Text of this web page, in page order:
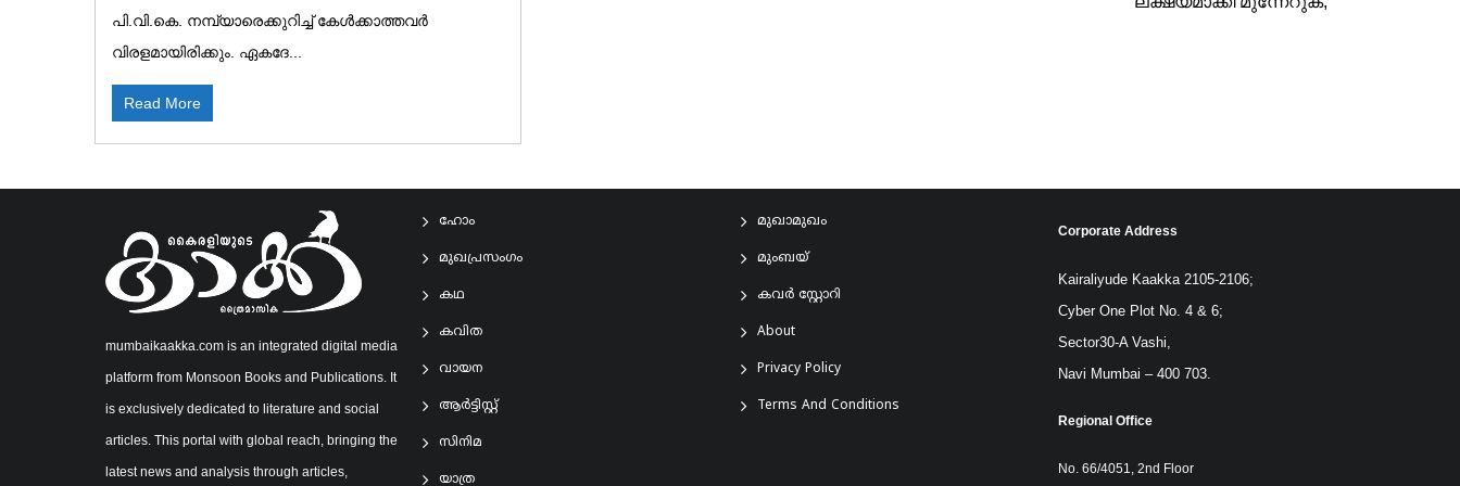
പി.വി.കെ. നമ്പ്യാരെക്കുറിച്ച് കേൾക്കാത്തവർ
വിരളമായിരിക്കും. ഏകദേ...
Read More
mumbaikaakka.com is an integrated digital media
platform from Monsoon Books and Publications. It
is exclusively dedicated to literature and social
articles. This portal with global reach, bringing the
latest news and analysis through articles,
ഹോം
മുഖപ്രസംഗം
കഥ
കവിത
വായന
ആര്‍ട്ടിസ്റ്റ്
സിനിമ
യാത്ര
മുഖാമുഖം
മുംബയ്
കവർ സ്റ്റോറി
About
Privacy Policy
Terms And Conditions
Corporate Address
Kairaliyude Kaakka 2105-2106;
Cyber One Plot No. 4 & 6;
Sector30-A Vashi,
Navi Mumbai – 400 703.
Regional Office
No. 66/4051, 2nd Floor